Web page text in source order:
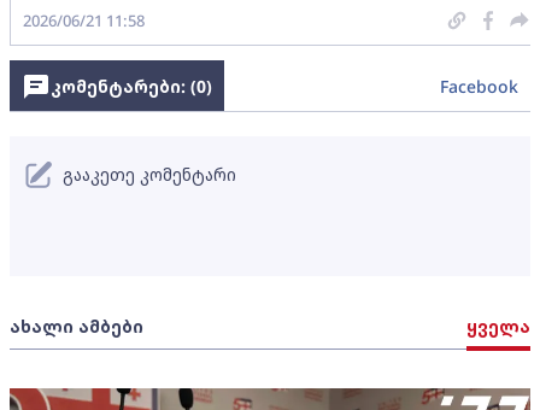
2026/06/21 11:58
ახალი ამბები ყველა
კომენტარები: (0) Facebook
გააკეთე კომენტარი